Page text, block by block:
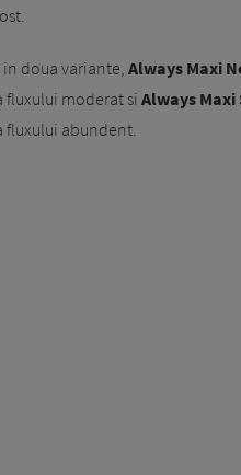
doua variante, Always Maxi
moderat siAlways Maxi
fluxului abundent.